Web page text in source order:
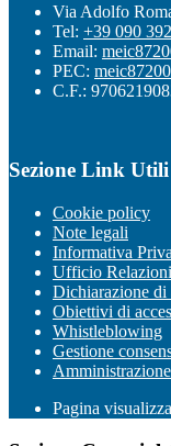
Via Adolfo
Tel: +39 090
Email:
PEC:
C.F.:
Sezione Link Utili
Cookie policy
Note legali
Informativa
Ufficio
Dichiarazione di
Obiettivi di
Whistleblowing
Gestione
Pagina